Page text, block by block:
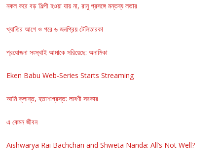
নকল করে বড় শিল্পী হওয়া যায় না, রানু প্রসঙ্গে মন্তব্য লতার
খ্যাতির আগে ও পরে ৬ জনপ্রিয় টেলিতারকা
প্রযোজনা সংস্থাই আমাকে সরিয়েছে: অনামিকা
Eken Babu Web-Series Starts Streaming
আমি ক্লান্ত, হতাশাগ্রস্ত: লাবণী সরকার
এ কেমন জীবন
Aishwarya Rai Bachchan and Shweta Nanda: All’s Not Well?